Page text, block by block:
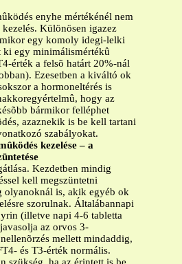
enyhe mértékénél nem
Különösen igazez
egy komoly idegi-lelki
ki egy minimálismértékû
érték a felsõ határt 20%-nál
Ezesetben a kiváltó ok
a hormoneltérés is
hogy az
bármikor felléphet
azaznekik is be kell tartani
szabályokat.
kezelése – a
Kezdetben mindig
kell megszüntetni
olyanoknál is, akik egyéb ok
szorulnak. Általábannapi
(illetve napi 4-6 tabletta
az orvos 3-
mellett mindaddig,
és T3-érték normális.